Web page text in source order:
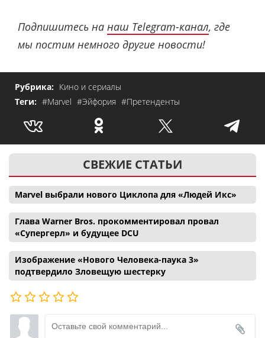
Подпишитесь на наш Telegram-канал, где
мы постим немного другие новости!
Рубрика: Кино и сериалы
Теги: #Marvel #Эйфория #Претенденты
СВЕЖИЕ СТАТЬИ
Marvel выбрали нового Циклопа для «Людей Икс»
Глава Warner Bros. прокомментировал провал
«Супергерл» и будущее DCU
Изображение «Нового Человека-паука 3»
подтвердило Зловещую шестерку